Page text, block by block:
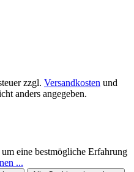
zzgl. Versandkosten und
anders angegeben.
eine bestmögliche Erfahrung
...